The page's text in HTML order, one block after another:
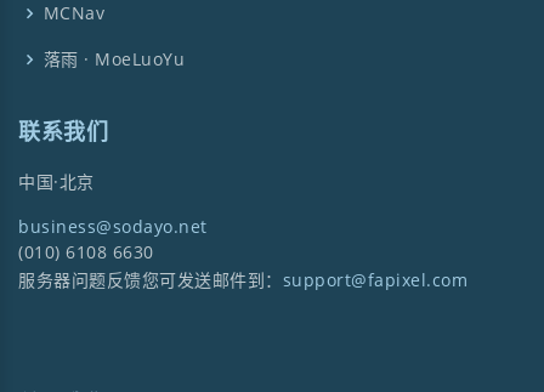
MCNav
落雨 · MoeLuoYu
联系我们
中国·北京
business@sodayo.net
(010) 6108 6630
服务器问题反馈您可发送邮件到： support@fapixel.com